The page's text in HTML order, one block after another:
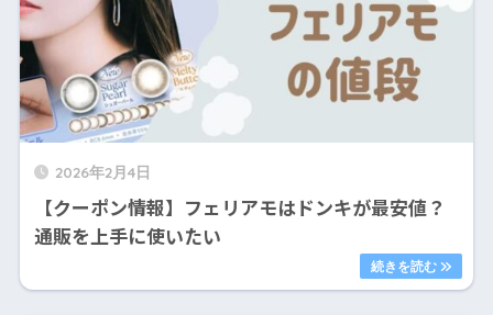
2026年2月4日
【クーポン情報】フェリアモはドンキが最安値？
通販を上手に使いたい